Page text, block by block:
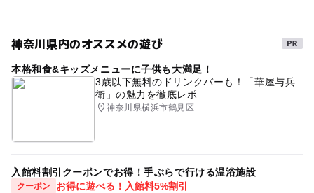
神奈川県内のオススメの遊び
本格和食&キッズメニューに子供も大満足！
3歳以下無料のドリンクバーも！「華屋与兵
衛」の魅力を徹底レポ
神奈川県横浜市鶴見区
入館料割引クーポンでお得！手ぶらで行ける温浴施設
クーポン
お得に遊べる！入館料5%割引